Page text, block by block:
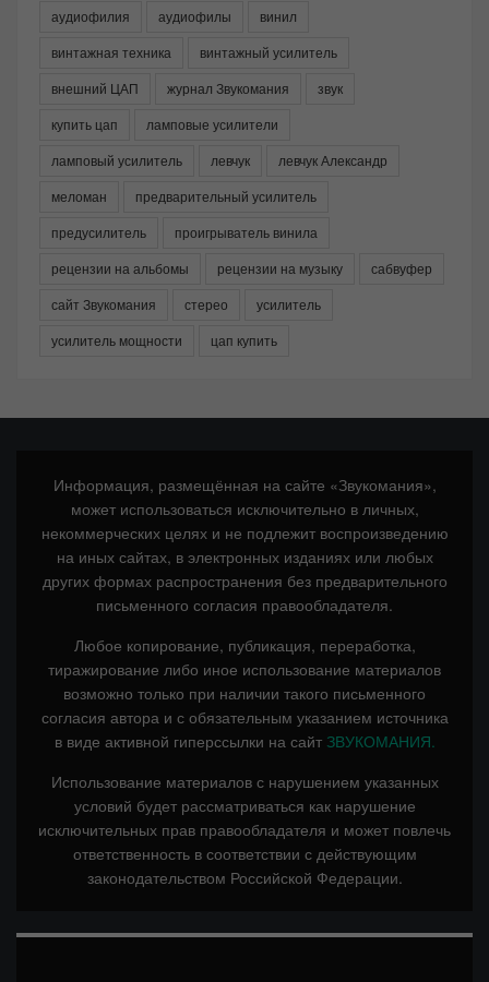
аудиофилия
аудиофилы
винил
винтажная техника
винтажный усилитель
внешний ЦАП
журнал Звукомания
звук
купить цап
ламповые усилители
ламповый усилитель
левчук
левчук Александр
меломан
предварительный усилитель
предусилитель
проигрыватель винила
рецензии на альбомы
рецензии на музыку
сабвуфер
сайт Звукомания
стерео
усилитель
усилитель мощности
цап купить
Информация, размещённая на сайте «Звукомания»,
может использоваться исключительно в личных,
некоммерческих целях и не подлежит воспроизведению
на иных сайтах, в электронных изданиях или любых
других формах распространения без предварительного
письменного согласия правообладателя.
Любое копирование, публикация, переработка,
тиражирование либо иное использование материалов
возможно только при наличии такого письменного
согласия автора и с обязательным указанием источника
в виде активной гиперссылки на сайт ЗВУКОМАНИЯ.
Использование материалов с нарушением указанных
условий будет рассматриваться как нарушение
исключительных прав правообладателя и может повлечь
ответственность в соответствии с действующим
законодательством Российской Федерации.